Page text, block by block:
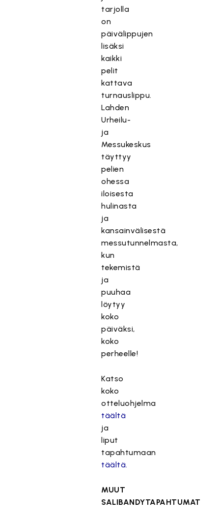
tarjolla
on
päivälippujen
lisäksi
kaikki
pelit
kattava
turnauslippu.
Lahden
Urheilu-
ja
Messukeskus
täyttyy
pelien
ohessa
iloisesta
hulinasta
ja
kansainvälisestä
messutunnelmasta,
kun
tekemistä
ja
puuhaa
löytyy
koko
päiväksi,
koko
perheelle!
Katso
koko
otteluohjelma
täältä
ja
liput
tapahtumaan
täältä.
MUUT
SALIBANDYTAPAHTUMAT